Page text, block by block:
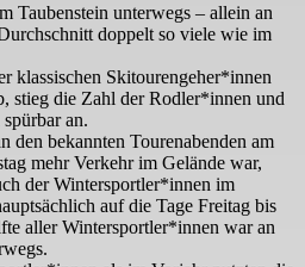
Taubenstein unterwegs – allein an
doppelt so viele wie im
klassischen Skitourengeher*innen
stieg die Zahl der Rodler*innen und
an.
den bekannten Tourenabenden am
mehr Verkehr im Gelände war,
der Wintersportler*innen im
auf die Tage Freitag bis
aller Wintersportler*innen war an